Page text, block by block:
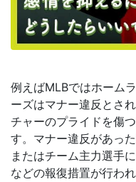
例えばMLBではホーム
ーズはマナー違反とさ
チャーのプライドを傷
す。マナー違反があっ
またはチーム主力選手
などの報復措置が行わ